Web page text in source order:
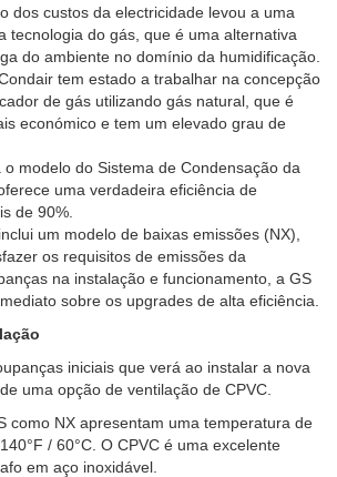
dos custos da electricidade levou a uma
tecnologia do gás, que é uma alternativa
do ambiente no domínio da humidificação.
tem estado a trabalhar na concepção
de gás utilizando gás natural, que é
económico e tem um elevado grau de
modelo do Sistema de Condensação da
uma verdadeira eficiência de
de 90%.
um modelo de baixas emissões (NX),
os requisitos de emissões da
na instalação e funcionamento, a GS
sobre os upgrades de alta eficiência.
iniciais que verá ao instalar a nova
uma opção de ventilação de CPVC.
como NX apresentam uma temperatura de
/ 60°C. O CPVC é uma excelente
em aço inoxidável.